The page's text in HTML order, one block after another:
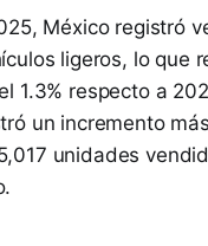
México registró
ligeros, lo que
1.3% respecto a
un incremento
unidades